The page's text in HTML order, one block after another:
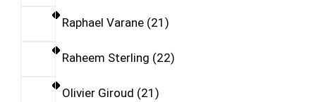
Raphael Varane 21
Raheem Sterling 22
Olivier Giroud 21